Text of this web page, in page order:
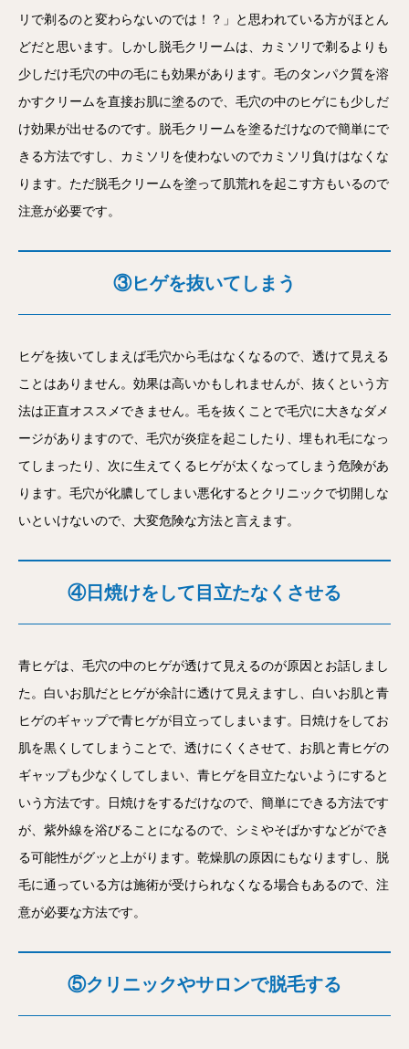
リで剃るのと変わらないのでは！？」と思われている方がほとん
どだと思います。しかし脱毛クリームは、カミソリで剃るよりも
少しだけ毛穴の中の毛にも効果があります。毛のタンパク質を溶
かすクリームを直接お肌に塗るので、毛穴の中のヒゲにも少しだ
け効果が出せるのです。脱毛クリームを塗るだけなので簡単にで
きる方法ですし、カミソリを使わないのでカミソリ負けはなくな
ります。ただ脱毛クリームを塗って肌荒れを起こす方もいるので
注意が必要です。
③ヒゲを抜いてしまう
ヒゲを抜いてしまえば毛穴から毛はなくなるので、透けて見える
ことはありません。効果は高いかもしれませんが、抜くという方
法は正直オススメできません。毛を抜くことで毛穴に大きなダメ
ージがありますので、毛穴が炎症を起こしたり、埋もれ毛になっ
てしまったり、次に生えてくるヒゲが太くなってしまう危険があ
ります。毛穴が化膿してしまい悪化するとクリニックで切開しな
いといけないので、大変危険な方法と言えます。
④日焼けをして目立たなくさせる
青ヒゲは、毛穴の中のヒゲが透けて見えるのが原因とお話しまし
た。白いお肌だとヒゲが余計に透けて見えますし、白いお肌と青
ヒゲのギャップで青ヒゲが目立ってしまいます。日焼けをしてお
肌を黒くしてしまうことで、透けにくくさせて、お肌と青ヒゲの
ギャップも少なくしてしまい、青ヒゲを目立たないようにすると
いう方法です。日焼けをするだけなので、簡単にできる方法です
が、紫外線を浴びることになるので、シミやそばかすなどができ
る可能性がグッと上がります。乾燥肌の原因にもなりますし、脱
毛に通っている方は施術が受けられなくなる場合もあるので、注
意が必要な方法です。
⑤クリニックやサロンで脱毛する